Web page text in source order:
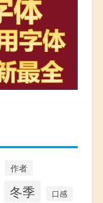
作者
冬季 口感